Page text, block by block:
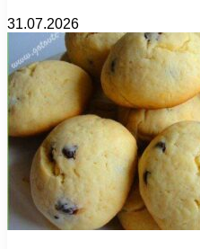
31.07.2026